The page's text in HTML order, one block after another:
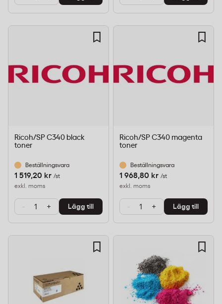
Ricoh/SP C340 black
toner
Beställningsvara
1 519,20 kr /st
exkl. moms
- + Lägg till
Ricoh/SP C340 magenta
toner
Beställningsvara
1 968,80 kr /st
exkl. moms
- + Lägg till